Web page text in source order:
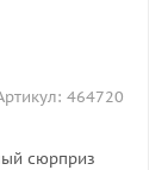
464720
сюрприз